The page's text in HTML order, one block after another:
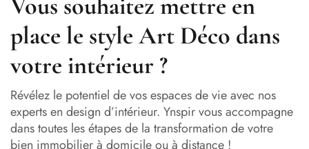
place le style Art Déco dans
votre intérieur ?
Révélez le potentiel de vos espaces de vie avec nos
experts en design d’intérieur. Ynspir vous accompagne
dans toutes les étapes de la transformation de votre
bien immobilier à domicile ou à distance !